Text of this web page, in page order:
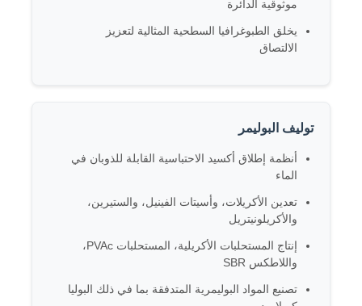
حول بنا
ضبط الجودة
اتصل بنا
أخبار
جميع القضايا
موثوقية الدائرة
يخلق الطبوغرافيا السطحية المثالية لتعزيز
الالتصاق
توليف البوليمر
أنظمة إطلاق أكسيد الاحتباسية القابلة للذوبان في
الماء
تعدين الأكريلات، وأسيتات الفينيل، والستيرين،
والأكريلونيتريل
إنتاج المستحلبات الأكريلية، المستحلبات PVAc،
واللاطكس SBR
تصنيع المواد البوليمرية المتدفقة بما في ذلك البوليا